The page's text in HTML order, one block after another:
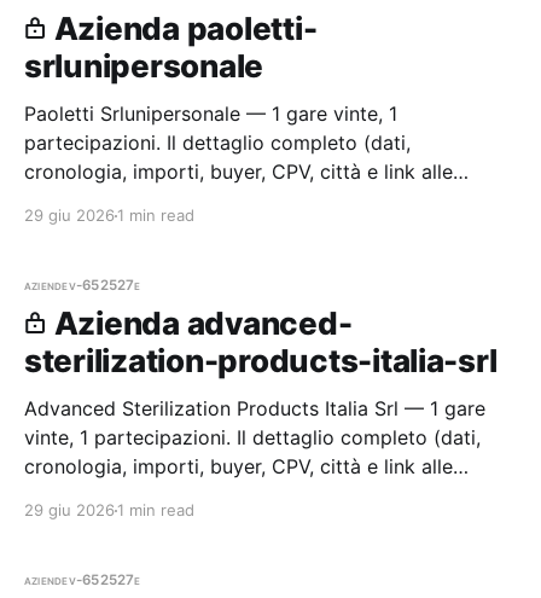
Azienda paoletti-
srlunipersonale
Paoletti Srlunipersonale — 1 gare vinte, 1
partecipazioni. Il dettaglio completo (dati,
cronologia, importi, buyer, CPV, città e link alle
29 giu 2026 1 min read
aziendev-652527e
Azienda advanced-
sterilization-products-italia-srl
Advanced Sterilization Products Italia Srl — 1 gare
vinte, 1 partecipazioni. Il dettaglio completo (dati,
cronologia, importi, buyer, CPV, città e link alle
29 giu 2026 1 min read
aziendev-652527e